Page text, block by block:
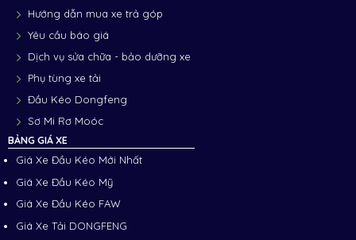
Hướng dẫn mua xe trả góp
Yêu cầu báo giá
Dịch vụ sửa chữa - bảo dưỡng xe
Phụ tùng xe tải
Đầu Kéo Dongfeng
Sơ Mi Rơ Moóc
BẢNG GIÁ XE
Giá Xe Đầu Kéo Mới Nhất
Giá Xe Đầu Kéo Mỹ
Giá Xe Đầu Kéo FAW
Giá Xe Tải DONGFENG